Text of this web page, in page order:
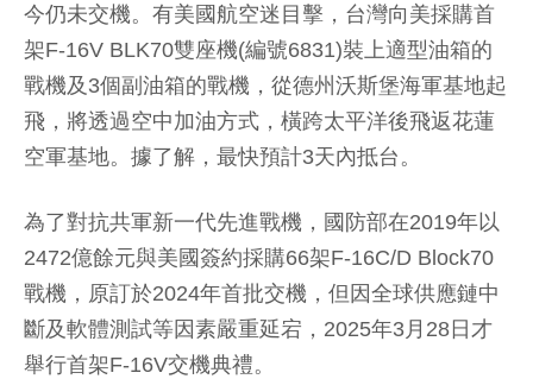
今仍未交機。有美國航空迷目擊，台灣向美採購首
架F-16V BLK70雙座機(編號6831)裝上適型油箱的
戰機及3個副油箱的戰機，從德州沃斯堡海軍基地起
飛，將透過空中加油方式，橫跨太平洋後飛返花蓮
空軍基地。據了解，最快預計3天內抵台。
為了對抗共軍新一代先進戰機，國防部在2019年以
2472億餘元與美國簽約採購66架F-16C/D Block70
戰機，原訂於2024年首批交機，但因全球供應鏈中
斷及軟體測試等因素嚴重延宕，2025年3月28日才
舉行首架F-16V交機典禮。